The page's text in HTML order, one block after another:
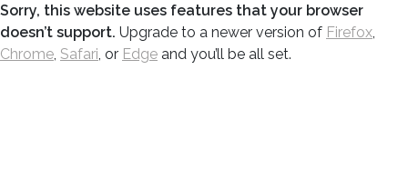
Sorry, this website uses features that your browser
doesn’t support. Upgrade to a newer version of Firefox
Chrome Safari , or Edge and you’ll be all set.